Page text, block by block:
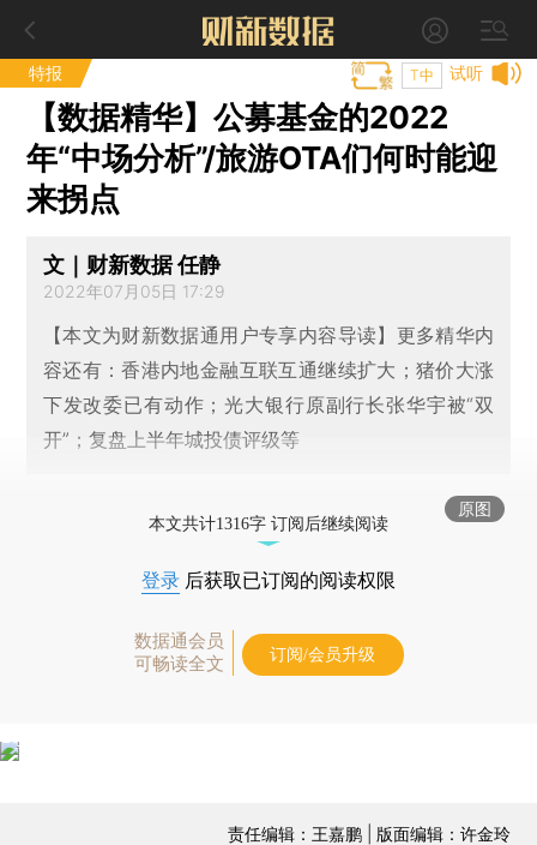
特报 试听
T中
【数据精华】公募基金的2022
年“中场分析”/旅游OTA们何时能迎
来拐点
文｜财新数据 任静
2022年07月05日 17:29
【本文为财新数据通用户专享内容导读】更多精华内
容还有：香港内地金融互联互通继续扩大；猪价大涨
下发改委已有动作；光大银行原副行长张华宇被“双
开”；复盘上半年城投债评级等
原图
本文共计1316字 订阅后继续阅读
登录 后获取已订阅的阅读权限
数据通会员
可畅读全文
订阅/会员升级
责任编辑：王嘉鹏 | 版面编辑：许金玲